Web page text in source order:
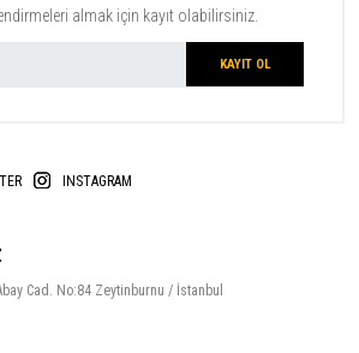
almak için kayıt olabilirsiniz.
INSTAGRAM
Cad. No:84 Zeytinburnu / İstanbul